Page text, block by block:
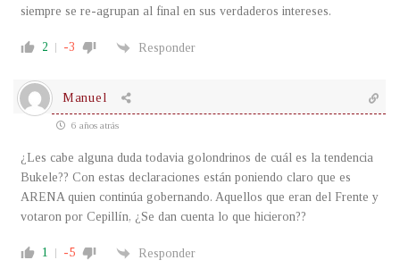
siempre se re-agrupan al final en sus verdaderos intereses.
2 -3 Responder
Manuel
6 años atrás
¿Les cabe alguna duda todavia golondrinos de cuál es la tendencia
Bukele?? Con estas declaraciones están poniendo claro que es
ARENA quien continúa gobernando. Aquellos que eran del Frente y
votaron por Cepillín, ¿Se dan cuenta lo que hicieron??
1 -5 Responder